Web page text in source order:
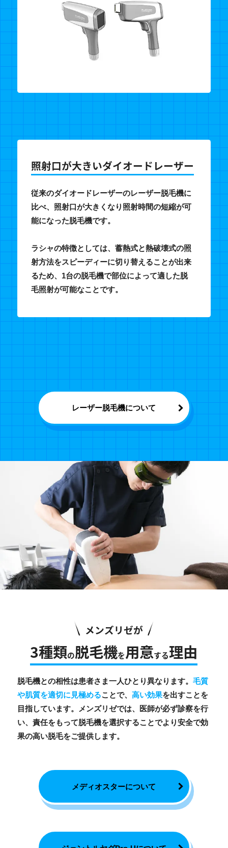
照射口が大きいダイオードレーザー
従来のダイオードレーザーのレーザー脱毛機に
比べ、照射口が大きくなり照射時間の短縮が可
能になった脱毛機です。
ラシャの特徴としては、蓄熱式と熱破壊式の照
射方法をスピーディーに切り替えることが出来
るため、1台の脱毛機で部位によって適した脱
毛照射が可能なことです。
レーザー脱毛機について
メンズリゼが
3種類の脱毛機を用意する理由
脱毛機との相性は患者さま一人ひとり異なります。 毛質
や肌質を適切に見極めることで、 高い効果を出すことを
目指しています。メンズリゼでは、医師が必ず診察を行
い、責任をもって脱毛機を選択することでより安全で効
果の高い脱毛をご提供します。
メディオスターについて